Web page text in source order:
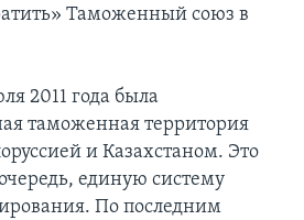
Таможенный союз в
2011 года была
таможенная территория
и Казахстаном. Это
единую систему
По последним